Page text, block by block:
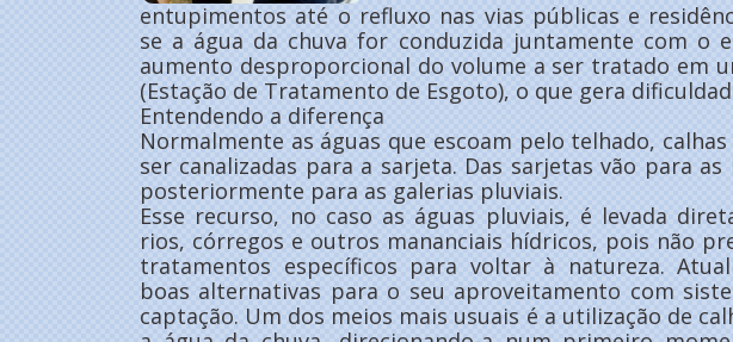
entupimentos até o refluxo nas vias públicas e
se a água da chuva for conduzida juntamente com o
aumento desproporcional do volume a ser tratado em
(Estação de Tratamento de Esgoto), o que gera
Entendendo a diferença
Normalmente as águas que escoam pelo telhado,
ser canalizadas para a sarjeta. Das sarjetas vão para
posteriormente para as galerias pluviais.
Esse recurso, no caso as águas pluviais, é levada
rios, córregos e outros mananciais hídricos, pois não
tratamentos específicos para voltar à natureza.
boas alternativas para o seu aproveitamento com
captação. Um dos meios mais usuais é a utilização de